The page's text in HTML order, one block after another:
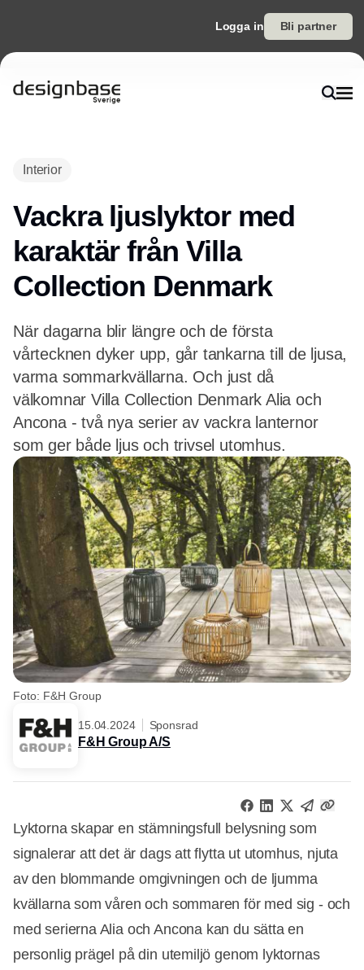
Logga in Bli partner
Interior
Vackra ljuslyktor med
karaktär från Villa
Collection Denmark
När dagarna blir längre och de första
vårtecknen dyker upp, går tankarna till de ljusa,
varma sommarkvällarna. Och just då
välkomnar Villa Collection Denmark Alia och
Ancona - två nya serier av vackra lanternor
som ger både ljus och trivsel utomhus.
Foto: F&H Group
15.04.2024 Sponsrad
F&H Group A/S
Lyktorna skapar en stämningsfull belysning som
signalerar att det är dags att flytta ut utomhus, njuta
av den blommande omgivningen och de ljumma
kvällarna som våren och sommaren för med sig - och
med serierna Alia och Ancona kan du sätta en
personlig prägel på din utemiljö genom lyktornas